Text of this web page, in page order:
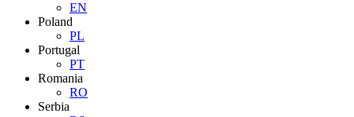
EN
Poland
PL
Portugal
PT
Romania
RO
Serbia